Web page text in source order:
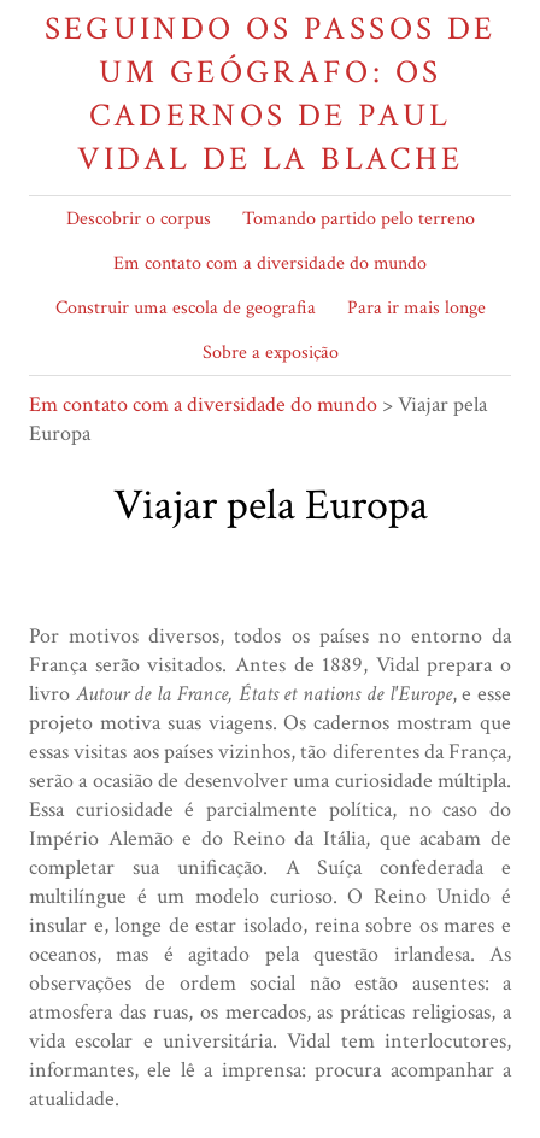
SEGUINDO OS PASSOS DE
UM GEÓGRAFO: OS
CADERNOS DE PAUL
VIDAL DE LA BLACHE
Descobrir o corpus
Tomando partido pelo terreno
Em contato com a diversidade do mundo
Construir uma escola de geografia
Para ir mais longe
Sobre a exposição
Em contato com a diversidade do mundo > Viajar pela
Europa
Viajar pela Europa
Por motivos diversos, todos os países no entorno da
França serão visitados. Antes de 1889, Vidal prepara o
livroAutour de la France, États et nations de l'Europe, e esse
projeto motiva suas viagens. Os cadernos mostram que
essas visitas aos países vizinhos, tão diferentes da França,
serão a ocasião de desenvolver uma curiosidade múltipla.
Essa curiosidade é parcialmente política, no caso do
Império Alemão e do Reino da Itália, que acabam de
completar sua unificação. A Suíça confederada e
multilíngue é um modelo curioso. O Reino Unido é
insular e, longe de estar isolado, reina sobre os mares e
oceanos, mas é agitado pela questão irlandesa. As
observações de ordem social não estão ausentes: a
atmosfera das ruas, os mercados, as práticas religiosas, a
vida escolar e universitária. Vidal tem interlocutores,
informantes, ele lê a imprensa: procura acompanhar a
atualidade.